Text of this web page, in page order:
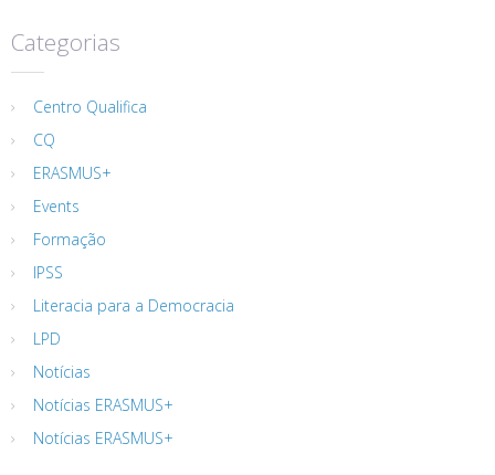
Categorias
Centro Qualifica
CQ
ERASMUS+
Events
Formação
IPSS
Literacia para a Democracia
LPD
Notícias
Notícias ERASMUS+
Notícias ERASMUS+